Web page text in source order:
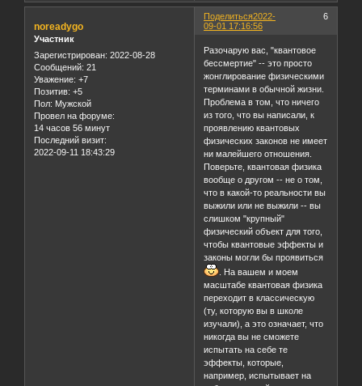
Поделиться 6
2022-
09-01 17:16:56
noreadygo
Участник
Зарегистрирован: 2022-08-28
Сообщений: 21
Уважение: +7
Позитив: +5
Пол: Мужской
Провел на форуме:
14 часов 56 минут
Последний визит:
2022-09-11 18:43:29
Разочарую вас, "квантовое
бессмертие" -- это просто
жонглирование физическими
терминами в обычной жизни.
Проблема в том, что ничего
из того, что вы написали, к
проявлению квантовых
физических законов не имеет
ни малейшего отношения.
Поверьте, квантовая физика
вообще о другом -- не о том,
что в какой-то реальности вы
выжили или не выжили -- вы
слишком "крупный"
физический объект для того,
чтобы квантовые эффекты и
законы могли бы проявиться
. На вашем и моем
масштабе квантовая физика
переходит в классическую
(ту, которую вы в школе
изучали), а это означает, что
никогда вы не сможете
испытать на себе те
эффекты, которые,
например, испытывает на